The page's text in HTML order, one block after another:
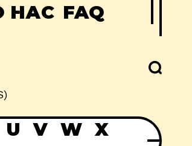
НАС FAQ
U V W X